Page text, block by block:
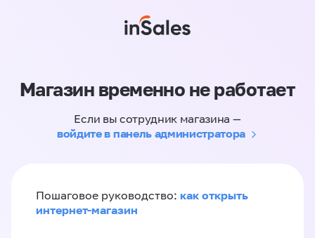
Магазин временно не работает
Если вы сотрудник магазина —
войдите в панель администратора
Пошаговое руководство: как открыть
интернет-магазин